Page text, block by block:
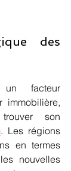
des
un facteur
immobilière,
. Les régions
en termes
nouvelles